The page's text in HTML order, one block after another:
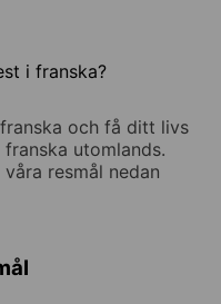
i franska?
och få ditt livs
utomlands.
resmål nedan